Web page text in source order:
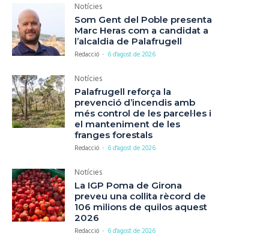
Notícies
Som Gent del Poble presenta
Marc Heras com a candidat a
l’alcaldia de Palafrugell
Redacció - 6 d'agost de 2026
Notícies
Palafrugell reforça la
prevenció d’incendis amb
més control de les parcel·les i
el manteniment de les
franges forestals
Redacció - 6 d'agost de 2026
Notícies
La IGP Poma de Girona
preveu una collita rècord de
106 milions de quilos aquest
2026
Redacció - 6 d'agost de 2026